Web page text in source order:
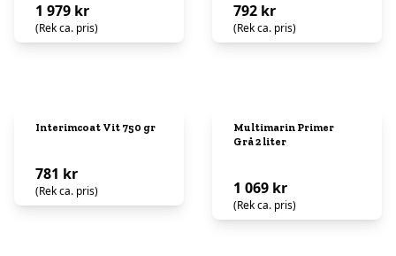
1 979 kr
(Rek ca. pris)
792 kr
(Rek ca. pris)
Interimcoat Vit 750 gr
781 kr
(Rek ca. pris)
Multimarin Primer
Grå 2 liter
1 069 kr
(Rek ca. pris)